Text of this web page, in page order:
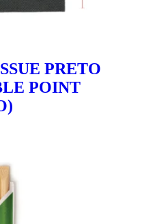
PRETO
POINT